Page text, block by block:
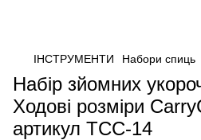
ІНСТРУМЕНТИ Набори спиць
Набір зйомних
Ходові розміри
артикул TCC-14